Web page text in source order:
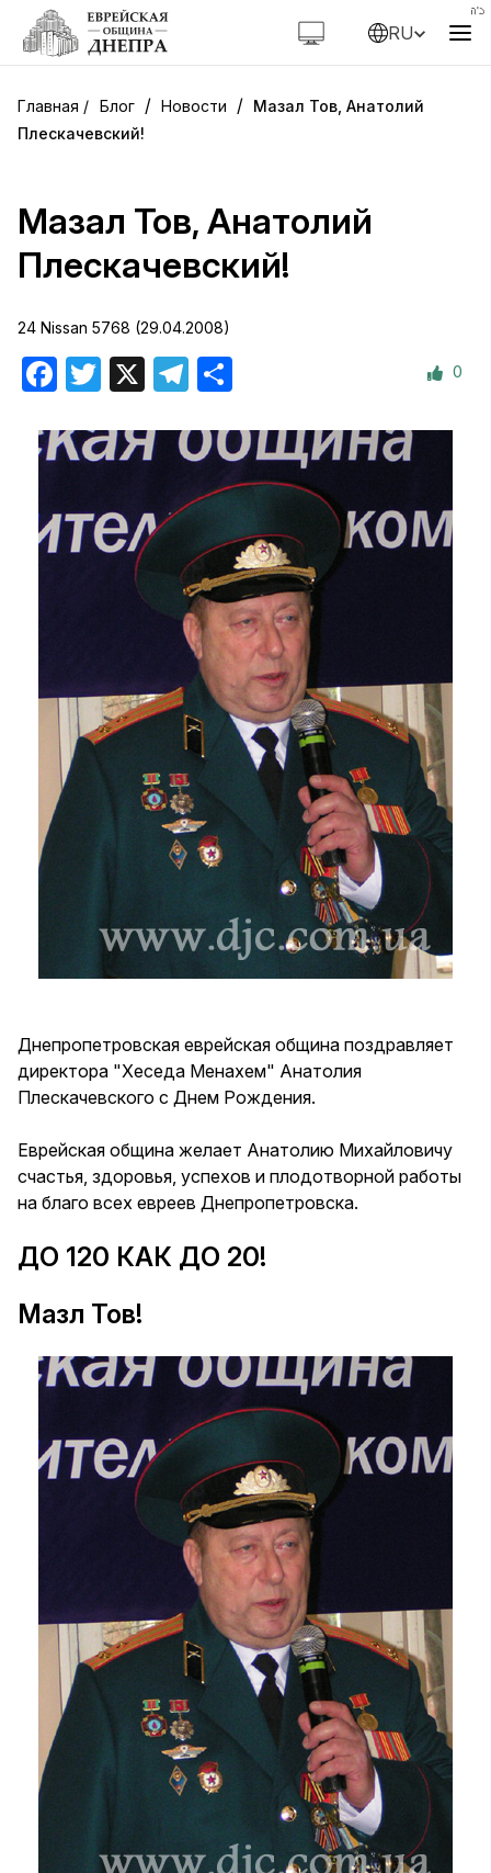
RU
Блог / Новости / Мазал Тов, Анатолий
Плескачевский!
Мазал Тов, Анатолий
Плескачевский!
24 Nissan 5768 (29.04.2008)
Facebook
Twitter Telegram 0
Днепропетровская еврейская община поздравляет
директора "Хеседа Менахем" Анатолия
Плескачевского с Днем Рождения.
Еврейская община желает Анатолию Михайловичу
счастья, здоровья, успехов и плодотворной работы
на благо всех евреев Днепропетровска.
ДО 120 КАК ДО 20!
Мазл Тов!